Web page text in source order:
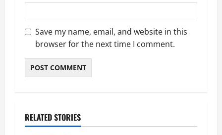
Save my name, email, and website in this
browser for the next time I comment.
RELATED STORIES